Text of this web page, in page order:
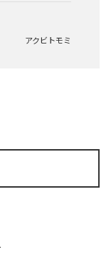
アクビトモミ